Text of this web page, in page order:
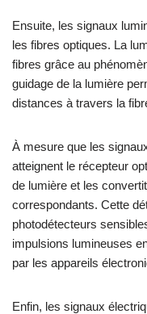
Ensuite, les signaux
les fibres optiques. La
fibres grâce au
guidage de la lumière
distances à travers la
À mesure que les
atteignent le récepteur
de lumière et les
correspondants. Cette
photodétecteurs
impulsions lumineuses
par les appareils
Enfin, les signaux